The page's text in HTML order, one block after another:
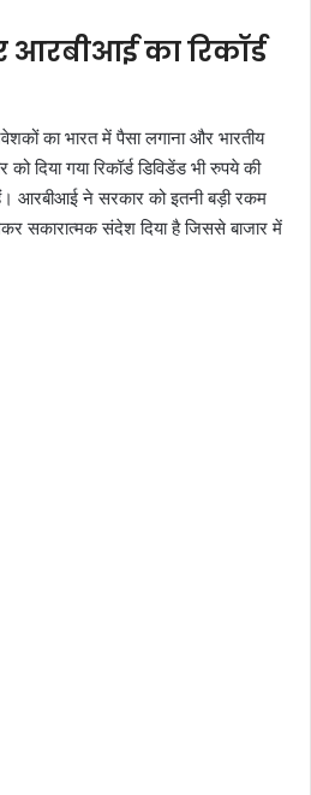
का रिकॉर्ड
का भारत में पैसा लगाना और भारतीय
दिया गया रिकॉर्ड डिविडेंड भी रुपये की
आरबीआई ने सरकार को इतनी बड़ी रकम
सकारात्मक संदेश दिया है जिससे बाजार में